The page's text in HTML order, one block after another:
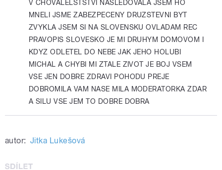
V CHOVALELSTSTVI NASLEDOVALA JSEM HO
MNELI JSME ZABEZPECENY DRUZSTEVNI BYT
ZVYKLA JSEM SI NA SLOVENSKU OVLADAM REC
PRAVOPIS SLOVESKO JE MI DRUHYM DOMOVOM I
KDYZ ODLETEL DO NEBE JAK JEHO HOLUBI
MICHAL A CHYBI MI ZTALE ZIVOT JE BOJ VSEM
VSE JEN DOBRE ZDRAVI POHODU PREJE
DOBROMILA VAM NASE MILA MODERATORKA ZDAR
A SILU VSE JEM TO DOBRE DOBRA
autor: Jitka Lukešová